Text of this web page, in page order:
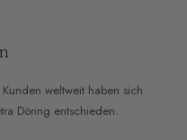
weltweit haben sich
Döring entschieden.